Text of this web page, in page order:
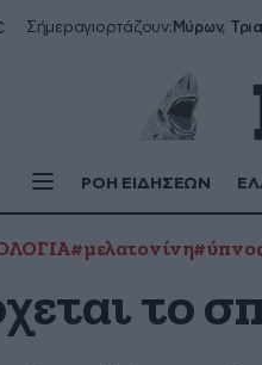
Σήμεραγιορτάζουν:
ΡΟΗ ΕΙΔΗΣΕΩΝ
#μελατονίνη
το